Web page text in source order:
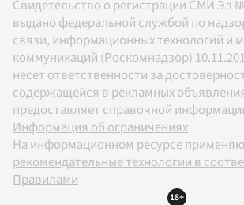
Свидетельство о регистрации СМИ Эл
выдано федеральной службой по
связи, информационных технологий и
коммуникаций (Роскомнадзор)
несет ответственности за
содержащейся в рекламных
предоставляет справочной
Информация об ограничениях
На информационном ресурсе
рекомендательные технологии в
Правилами
18+